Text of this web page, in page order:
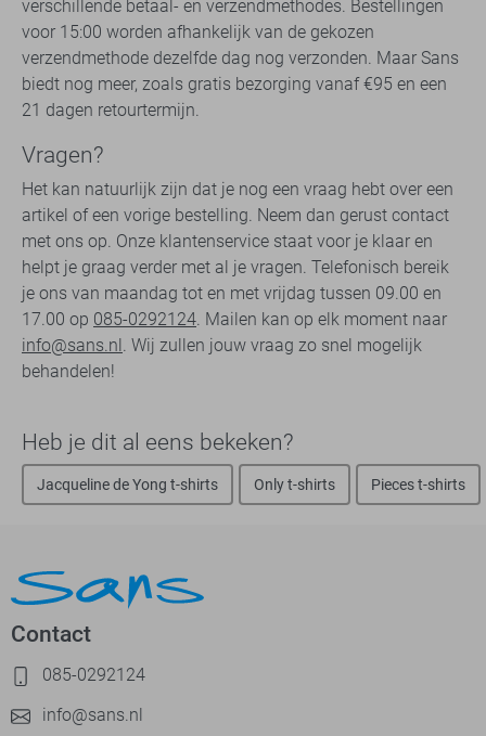
verschillende betaal- en verzendmethodes. Bestellingen
voor 15:00 worden afhankelijk van de gekozen
verzendmethode dezelfde dag nog verzonden. Maar Sans
biedt nog meer, zoals gratis bezorging vanaf €95 en een
21 dagen retourtermijn.
Vragen?
Het kan natuurlijk zijn dat je nog een vraag hebt over een
artikel of een vorige bestelling. Neem dan gerust contact
met ons op. Onze klantenservice staat voor je klaar en
helpt je graag verder met al je vragen. Telefonisch bereik
je ons van maandag tot en met vrijdag tussen 09.00 en
17.00 op 085-0292124. Mailen kan op elk moment naar
info@sans.nl. Wij zullen jouw vraag zo snel mogelijk
behandelen!
Heb je dit al eens bekeken?
Jacqueline de Yong t-shirts Only t-shirts Pieces t-shirts
Contact
085-0292124
info@sans.nl